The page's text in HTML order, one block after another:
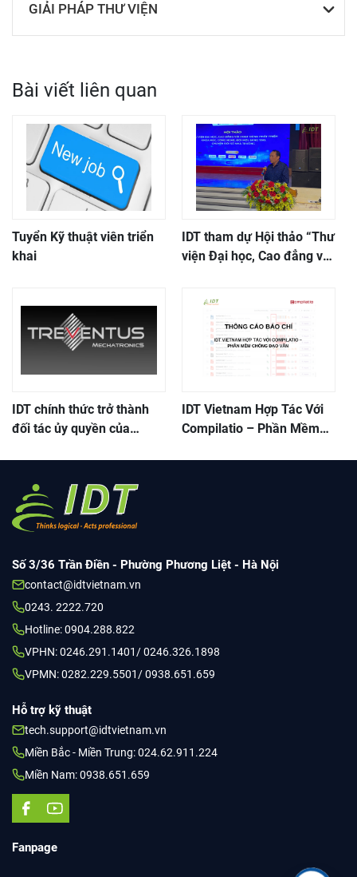
GIẢI PHÁP THƯ VIỆN
Bài viết liên quan
Tuyển Kỹ thuật viên triển
khai
IDT tham dự Hội thảo “Thư
viện Đại học, Cao đẳng với
sáng tạo và chuyển đổi số
nhà trường”
IDT chính thức trở thành
đối tác ủy quyền của
IDT Vietnam Hợp Tác Với
Compilatio – Phần Mềm
Số 3/36 Trần Điền - Phường Phương Liệt - Hà Nội
contact@idtvietnam.vn
0243. 2222.720
Hotline: 0904.288.822
VPHN: 0246.291.1401/ 0246.326.1898
VPMN: 0282.229.5501/ 0938.651.659
Hỗ trợ kỹ thuật
tech.support@idtvietnam.vn
Miền Bắc - Miền Trung: 024.62.911.224
Miền Nam: 0938.651.659
Fanpage